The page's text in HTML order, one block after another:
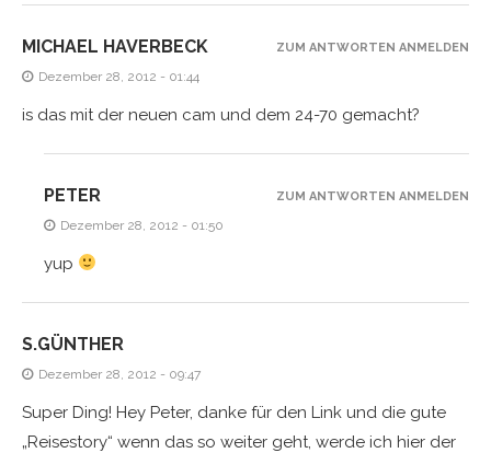
MICHAEL HAVERBECK
Dezember 28, 2012 - 01:44
is das mit der neuen cam und dem 24-70 gemacht?
ZUM ANTWORTEN ANMELDEN
PETER
Dezember 28, 2012 - 01:50
yup
ZUM ANTWORTEN ANMELDEN
S.GÜNTHER
Dezember 28, 2012 - 09:47
Super Ding! Hey Peter, danke für den Link und die gute
„Reisestory“ wenn das so weiter geht, werde ich hier der